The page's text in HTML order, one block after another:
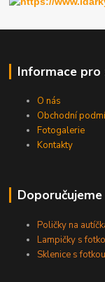
Informace pro
O nás
Obchodní
Fotogalerie
Kontakty
Doporučujeme
Poličky na
Lampičky s
Sklenice s